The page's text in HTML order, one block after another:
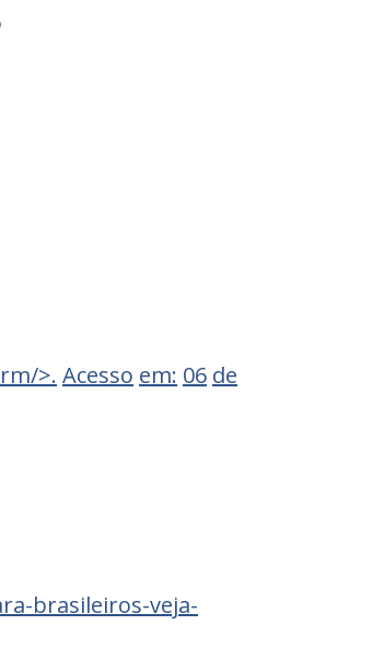
>. Acesso em: 06 de
brasileiros-veja-